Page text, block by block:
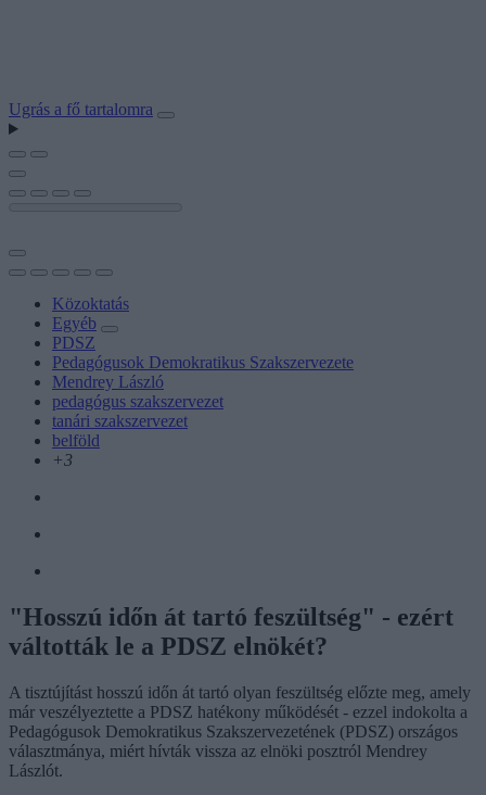
Ugrás a fő tartalomra
Közoktatás
Egyéb
PDSZ
Pedagógusok Demokratikus Szakszervezete
Mendrey László
pedagógus szakszervezet
tanári szakszervezet
belföld
+3
"Hosszú időn át tartó feszültség" - ezért
váltották le a PDSZ elnökét?
A tisztújítást hosszú időn át tartó olyan feszültség előzte meg, amely
már veszélyeztette a PDSZ hatékony működését - ezzel indokolta a
Pedagógusok Demokratikus Szakszervezetének (PDSZ) országos
választmánya, miért hívták vissza az elnöki posztról Mendrey
Lászlót.